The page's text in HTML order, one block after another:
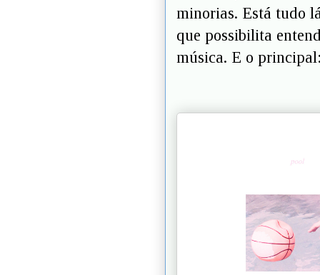
minorias. Está tudo
que possibilita
música. E o